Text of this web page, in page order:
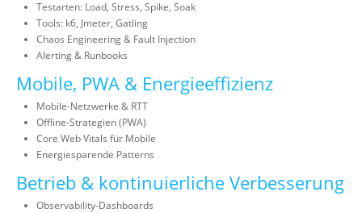
Testarten: Load, Stress, Spike, Soak
Tools: k6, Jmeter, Gatling
Chaos Engineering & Fault Injection
Alerting & Runbooks
Mobile, PWA & Energieeffizienz
Mobile-Netzwerke & RTT
Offline-Strategien (PWA)
Core Web Vitals für Mobile
Energiesparende Patterns
Betrieb & kontinuierliche Verbesserung
Observability-Dashboards